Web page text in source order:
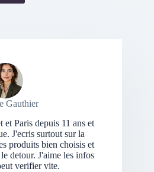
Gauthier
Paris depuis 11 ans et
J'ecris surtout sur la
produits bien choisis et
detour. J'aime les infos
verifier vite.